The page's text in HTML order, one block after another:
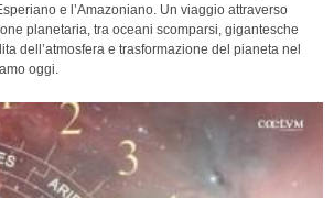
e l’Amazoniano. Un viaggio attraverso
planetaria, tra oceani scomparsi, gigantesche
dell’atmosfera e trasformazione del pianeta nel
oggi.